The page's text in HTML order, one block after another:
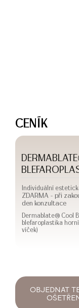
CENÍK
Individuální
ZDARMA - při
den konzultace
Dermablate® Cool
blefaroplastika
víček)
OBJEDNAT